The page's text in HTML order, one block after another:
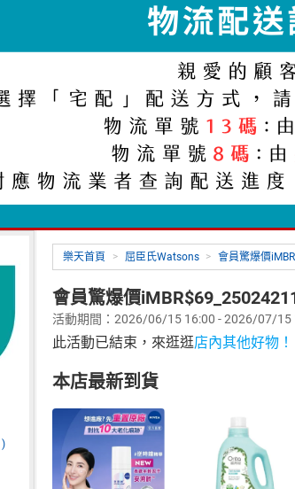
樂天首頁 > 屈臣氏Watsons > 會員驚爆價
會員驚爆價
活動期間：2026/06/15 16:00 - 2026/07/15
此活動已結束，來逛逛店內其他好物！
本店最新到貨